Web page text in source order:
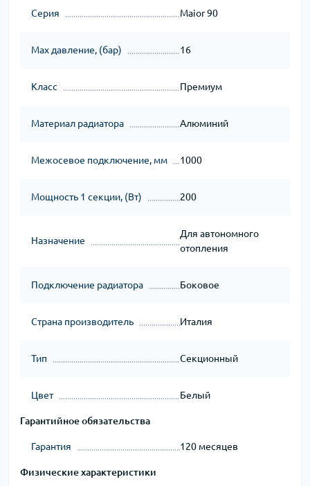
Серия Maior 90
Max давление, (бар) 16
Класс Премиум
Материал радиатора Алюминий
Межосевое подключение, мм 1000
Мощность 1 секции, (Вт) 200
Назначение
Для автономного
отопления
Подключение радиатора Боковое
Страна производитель Италия
Тип Секционный
Цвет Белый
Гарантийное обязательства
Гарантия 120 месяцев
Физические характеристики